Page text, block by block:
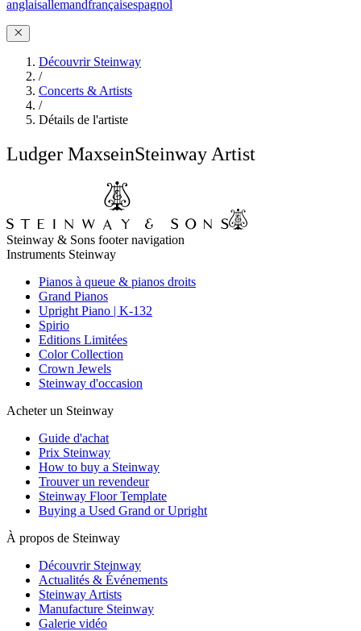
anglaisallemandfrançaisespagnol
Découvrir Steinway
/
Concerts & Artists
/
Détails de l'artiste
Ludger MaxseinSteinway Artist
Steinway & Sons footer navigation
Instruments Steinway
Pianos à queue & pianos droits
Grand Pianos
Upright Piano | K-132
Spirio
Editions Limitées
Color Collection
Crown Jewels
Steinway d'occasion
Acheter un Steinway
Guide d'achat
Prix Steinway
How to buy a Steinway
Trouver un revendeur
Steinway Floor Template
Buying a Used Grand or Upright
À propos de Steinway
Découvrir Steinway
Actualités & Événements
Steinway Artists
Manufacture Steinway
Galerie vidéo